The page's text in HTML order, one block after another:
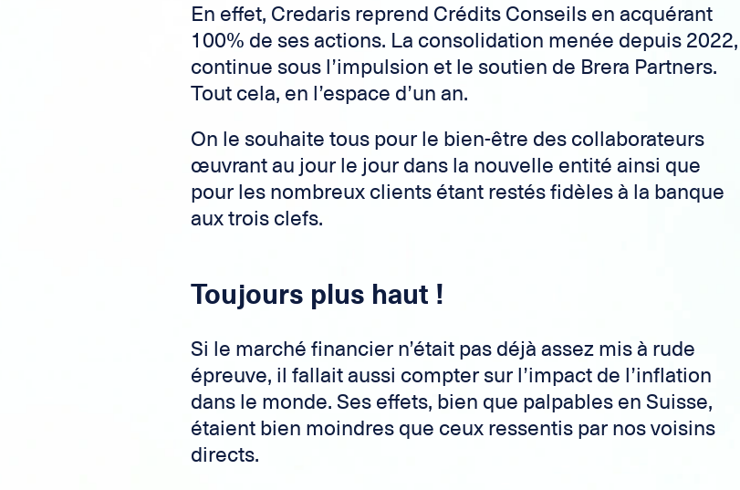
En effet, Credaris reprend Crédits Conseils en acquérant
100% de ses actions. La consolidation menée depuis 2022,
continue sous l’impulsion et le soutien de Brera Partners.
Tout cela, en l’espace d’un an.
On le souhaite tous pour le bien-être des collaborateurs
œuvrant au jour le jour dans la nouvelle entité ainsi que
pour les nombreux clients étant restés fidèles à la banque
aux trois clefs.
Toujours plus haut !
Si le marché financier n’était pas déjà assez mis à rude
épreuve, il fallait aussi compter sur l’impact de l’inflation
dans le monde. Ses effets, bien que palpables en Suisse,
étaient bien moindres que ceux ressentis par nos voisins
directs.